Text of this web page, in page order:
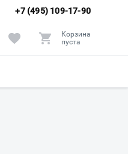
+7 (495) 109-17-90
Корзина
пуста